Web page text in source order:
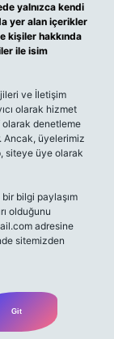
yalnızca kendi
yer alan içerikler
kişiler hakkında
ile isim
ve İletişim
olarak hizmet
denetleme
Ancak, üyelerimiz
siteye üye olarak
bilgi paylaşım
olduğunu
adresine
sitemizden